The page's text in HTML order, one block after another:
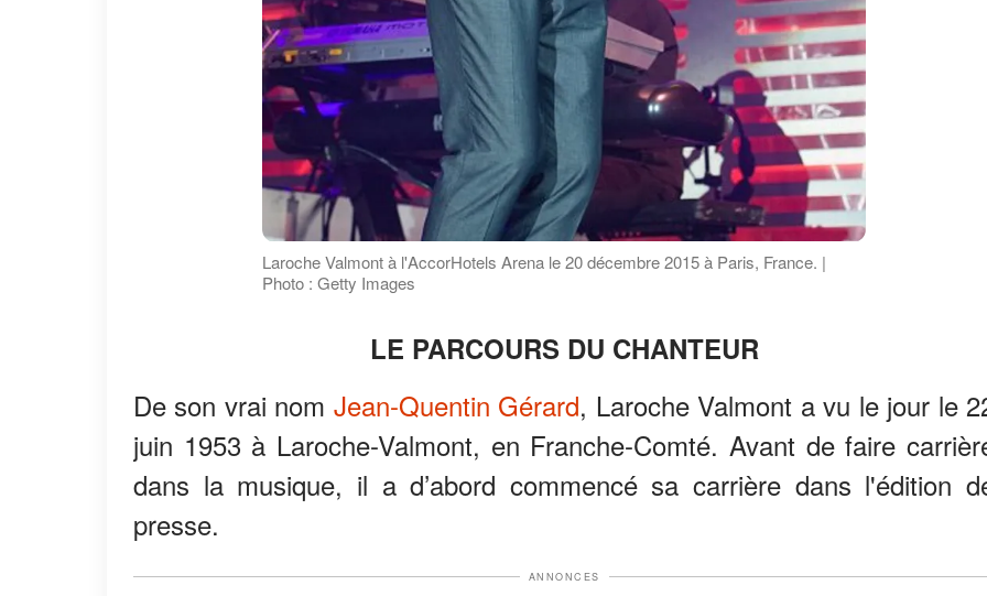
Laroche Valmont à l'AccorHotels Arena le 20 décembre 2015 à Paris, France. |
Photo : Getty Images
LE PARCOURS DU CHANTEUR
De son vrai nom Jean-Quentin Gérard, Laroche Valmont a vu le jour le
juin 1953 à Laroche-Valmont, en Franche-Comté. Avant de faire
dans la musique, il a d’abord commencé sa carrière dans l'édition
presse.
ANNONCES